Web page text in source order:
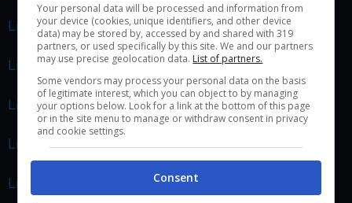
Livello 106
Livello 107
Livello 108
Livello 109
Livello 110
Your personal data will be processed and information from
your device (cookies, unique identifiers, and other device
data) may be stored by, accessed by and shared with 319
partners, or used specifically by this site. We and our partners
may use precise geolocation data. List of partners.
Some vendors may process your personal data on the basis
of legitimate interest, which you can object to by managing
your options below. Look for a link at the bottom of this page
or in the site menu to manage or withdraw consent in privacy
and cookie settings.
Consent